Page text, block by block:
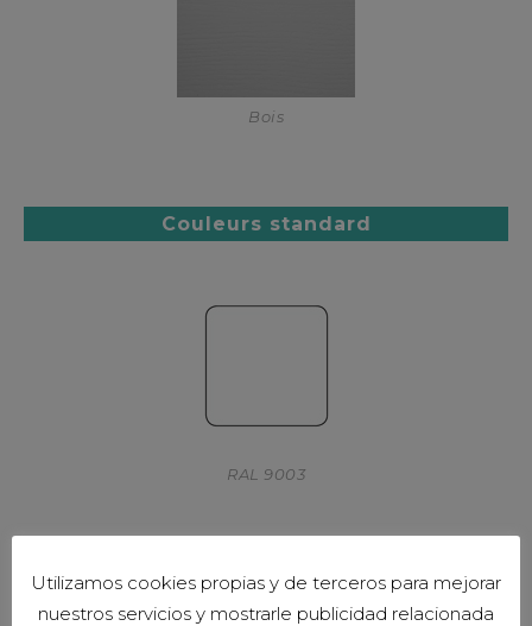
Bois
Couleurs standard
RAL 9003
Utilizamos cookies propias y de terceros para mejorar
nuestros servicios y mostrarle publicidad relacionada